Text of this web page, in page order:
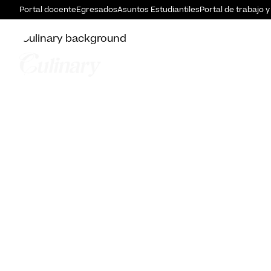
Portal docenteEgresadosAsuntos EstudiantilesPortal de trabajo